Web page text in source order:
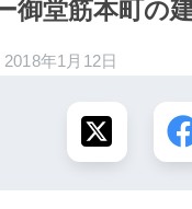
御堂筋本町の
2018年1月12日